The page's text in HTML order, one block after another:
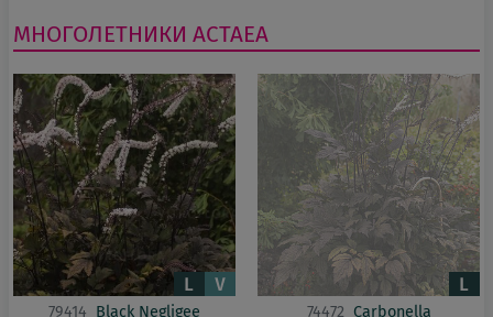
МНОГОЛЕТНИКИ ACTAEA
79414 Black Negligee 74472 Carbonella